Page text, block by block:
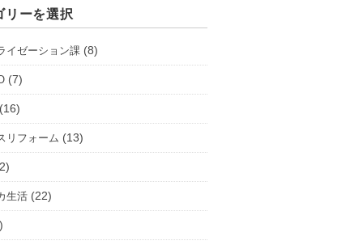
リーを選択
イゼーション課 (8)
(7)
リフォーム (13)
生活 (22)